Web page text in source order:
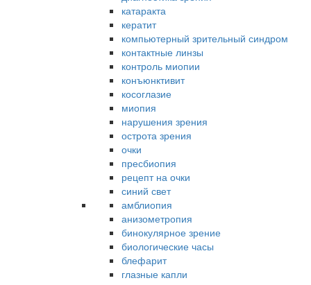
катаракта
кератит
компьютерный зрительный синдром
контактные линзы
контроль миопии
конъюнктивит
косоглазие
миопия
нарушения зрения
острота зрения
очки
пресбиопия
рецепт на очки
синий свет
амблиопия
анизометропия
бинокулярное зрение
биологические часы
блефарит
глазные капли